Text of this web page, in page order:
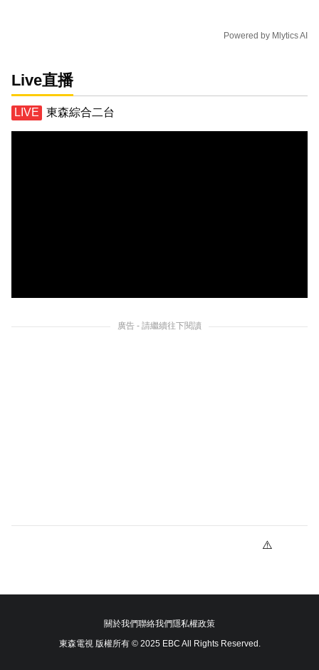
Powered by Mlytics AI
Live直播
東森綜合二台
廣告 - 請繼續往下閱讀
關於我們聯絡我們隱私權政策
東森電視 版權所有 © 2025 EBC All Rights Reserved.